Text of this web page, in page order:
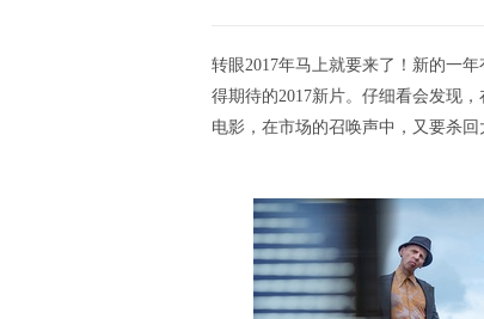
转眼2017年马上就要来了！新的一
得期待的2017新片。仔细看会发现
电影，在市场的召唤声中，又要杀回